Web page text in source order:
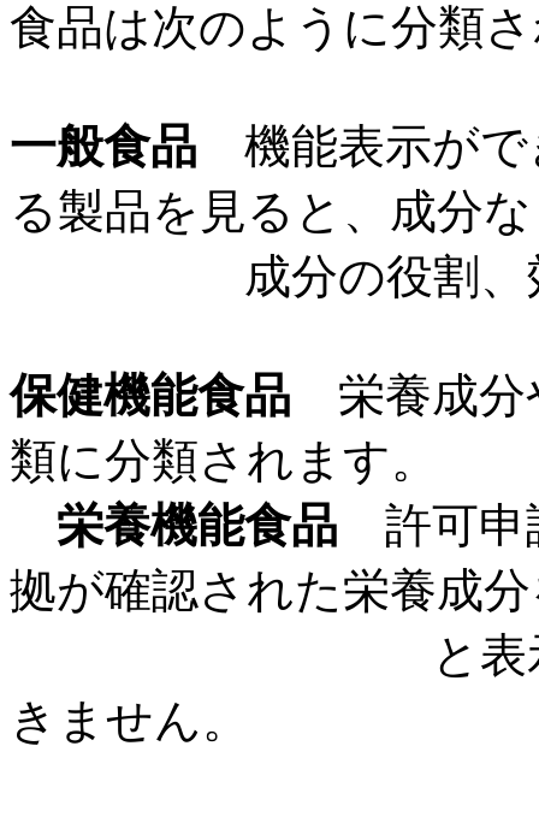
食品は次のように分類
一般食品 機能表示がで
る製品を見ると、成分
成分の役割、効き
保健機能食品 栄養成
類に分類されます。
栄養機能食品 許可
拠が確認された栄養成
と表示できま
きません。